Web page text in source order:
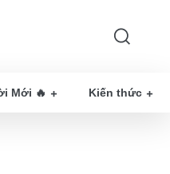
Mới 🔥 Kiến thức